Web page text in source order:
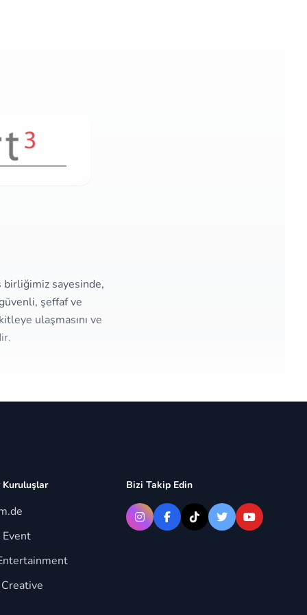
birliğimiz sayesinde,
şeffaf ve
ulaşmasını ve
Kuruluşlar Bizi Takip Edin